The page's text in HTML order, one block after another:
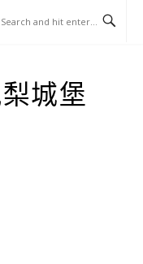
城堡